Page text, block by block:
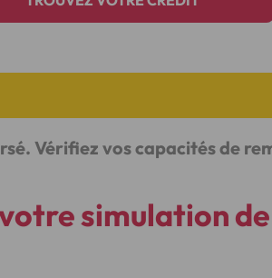
Vérifiez vos capacités de
simulation